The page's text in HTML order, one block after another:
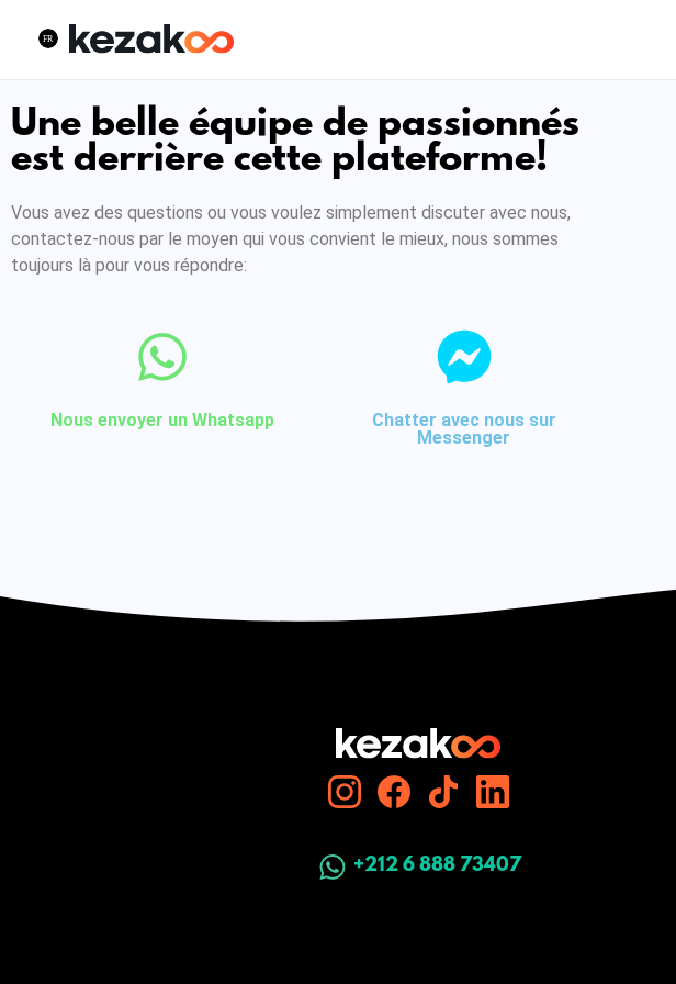
Une belle équipe de passionnés
est derrière cette plateforme!
Vous avez des questions ou vous voulez simplement discuter avec nous,
contactez-nous par le moyen qui vous convient le mieux, nous sommes
toujours là pour vous répondre:
Nous envoyer un Whatsapp
Chatter avec nous sur
Messenger
+212 6 888 73407